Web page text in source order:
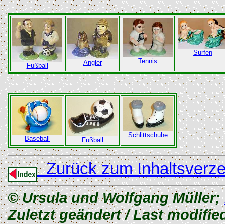
Fußball Angler Tennis
Surfen
Baseball Fußball
Schlittschuhe
Zurück zum
© Ursula und Wolfgang Müller;
Zuletzt geändert / Last